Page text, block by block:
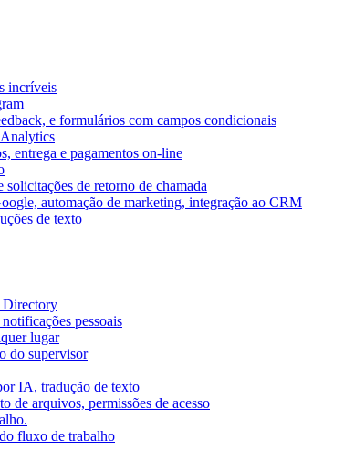
incríveis
e formulários com campos condicionais
entrega e pagamentos on-line
de retorno de chamada
automação de marketing, integração ao CRM
de texto
Directory
pessoais
lugar
do supervisor
IA, tradução de texto
de arquivos, permissões de acesso
fluxo de trabalho